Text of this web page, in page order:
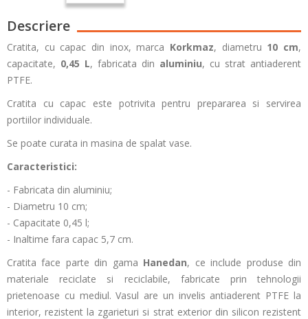
Descriere
Cratita, cu capac din inox, marca Korkmaz, diametru 10 cm,
capacitate, 0,45 L, fabricata din aluminiu, cu strat antiaderent
PTFE.
Cratita cu capac este potrivita pentru prepararea si servirea
portiilor individuale.
Se poate curata in masina de spalat vase.
Caracteristici:
- Fabricata din aluminiu;
- Diametru 10 cm;
- Capacitate 0,45 l;
- Inaltime fara capac 5,7 cm.
Cratita face parte din gama Hanedan, ce include produse din
materiale reciclate si reciclabile, fabricate prin tehnologii
prietenoase cu mediul. Vasul are un invelis antiaderent PTFE la
interior, rezistent la zgarieturi si strat exterior din silicon rezistent